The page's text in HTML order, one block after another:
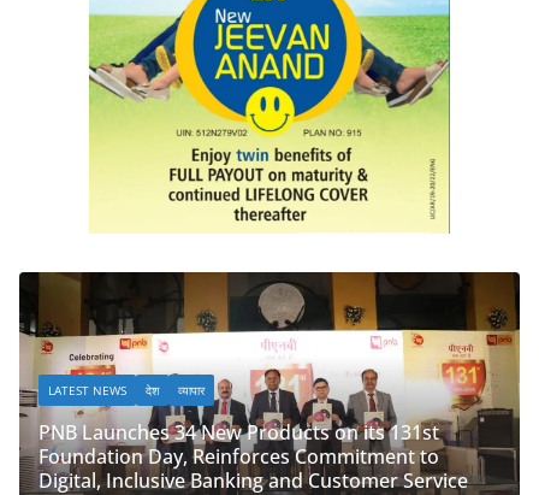
on its 131st
Commitment to
and Customer Service
LATEST NEWS देश व्यापार
PNB Half Marathon 2025
‘Cyber Run’ for a Digitally